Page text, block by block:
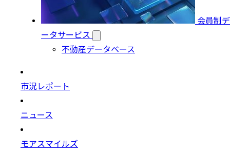
会員制デ
ータサービス
不動産データベース
市況レポート
ニュース
モアスマイルズ